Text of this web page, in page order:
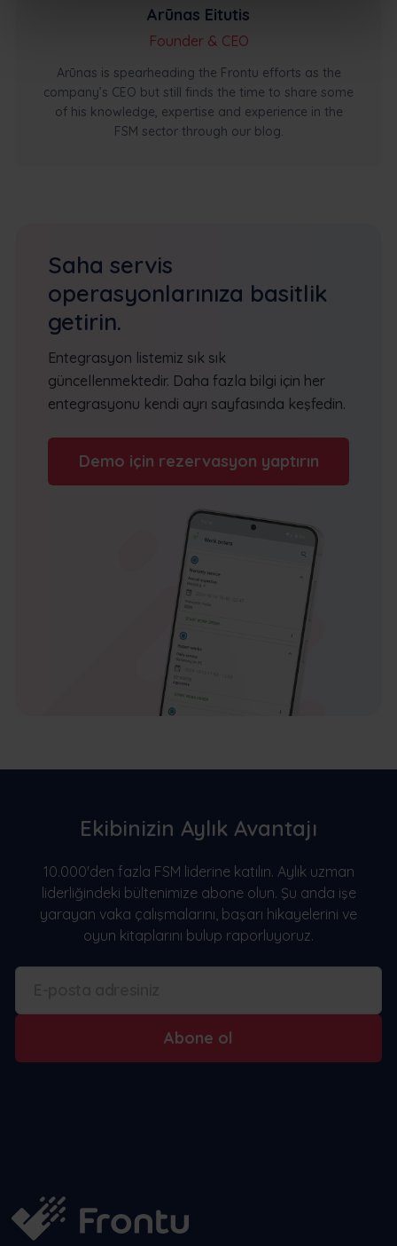
Arūnas Eitutis
Founder & CEO
Arūnas is spearheading the Frontu efforts as the
company’s CEO but still finds the time to share some
of his knowledge, expertise and experience in the
FSM sector through our blog.
Saha servis
operasyonlarınıza basitlik
getirin.
Entegrasyon listemiz sık sık
güncellenmektedir. Daha fazla bilgi için her
entegrasyonu kendi ayrı sayfasında keşfedin.
Demo için rezervasyon yaptırın
Ekibinizin Aylık Avantajı
10.000'den fazla FSM liderine katılın. Aylık uzman
liderliğindeki bültenimize abone olun. Şu anda işe
yarayan vaka çalışmalarını, başarı hikayelerini ve
oyun kitaplarını bulup raporluyoruz.
Abone ol